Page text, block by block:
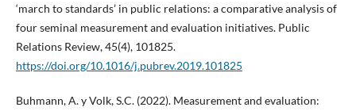
‘march to standards’ in public relations: a comparative analysis of
four seminal measurement and evaluation initiatives. Public
Relations Review, 45(4), 101825.
https://doi.org/10.1016/j.pubrev.2019.101825
Buhmann, A. y Volk, S.C. (2022). Measurement and evaluation: